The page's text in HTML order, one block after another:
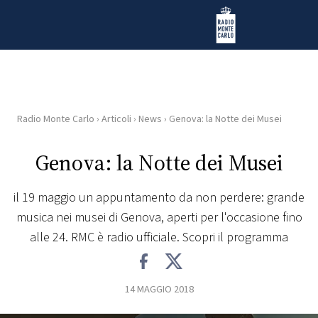
Radio Monte Carlo
HOME
RADIO
WEB
RADIO
Radio Monte Carlo › Articoli › News › Genova: la Notte dei Musei
Genova: la Notte dei Musei
il 19 maggio un appuntamento da non perdere: grande
musica nei musei di Genova, aperti per l'occasione fino
alle 24. RMC è radio ufficiale. Scopri il programma
14 MAGGIO 2018